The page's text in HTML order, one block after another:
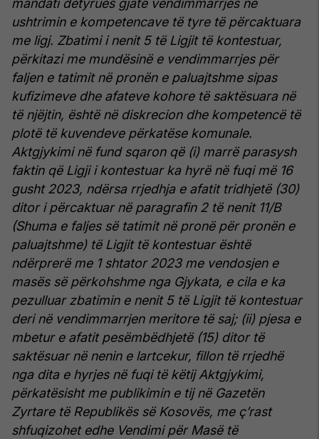
mandati detyrues gjatë vendimmarrjes në
ushtrimin e kompetencave të tyre të përcaktuara
me ligj. Zbatimi i nenit 5 të Ligjit të kontestuar,
përkitazi me mundësinë e vendimmarrjes për
faljen e tatimit në pronën e paluajtshme sipas
kufizimeve dhe afateve kohore të saktësuara në
të njëjtin, është në diskrecion dhe kompetencë të
plotë të kuvendeve përkatëse komunale.
Aktgjykimi në fund sqaron që (i) marrë parasysh
faktin që Ligji i kontestuar ka hyrë në fuqi më 16
gusht 2023, ndërsa rrjedhja e afatit tridhjetë (30)
ditor i përcaktuar në paragrafin 2 të nenit 11/B
(Shuma e faljes së tatimit në pronë për pronën e
paluajtshme) të Ligjit të kontestuar është
ndërprerë me 1 shtator 2023 me vendosjen e
masës së përkohshme nga Gjykata, e cila e ka
pezulluar zbatimin e nenit 5 të Ligjit të kontestuar
deri në vendimmarrjen meritore të saj; (ii) pjesa e
mbetur e afatit pesëmbëdhjetë (15) ditor të
saktësuar në nenin e lartcekur, fillon të rrjedhë
nga dita e hyrjes në fuqi të këtij Aktgjykimi,
përkatësisht me publikimin e tij në Gazetën
Zyrtare të Republikës së Kosovës, me ç’rast
shfuqizohet edhe Vendimi për Masë të